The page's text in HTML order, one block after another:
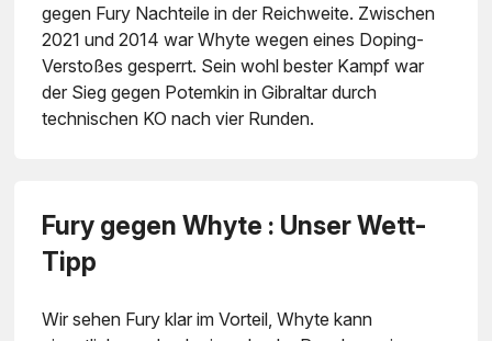
gegen Fury Nachteile in der Reichweite. Zwischen
2021 und 2014 war Whyte wegen eines Doping-
Verstoßes gesperrt. Sein wohl bester Kampf war
der Sieg gegen Potemkin in Gibraltar durch
technischen KO nach vier Runden.
Fury gegen Whyte : Unser Wett-
Tipp
Wir sehen Fury klar im Vorteil, Whyte kann